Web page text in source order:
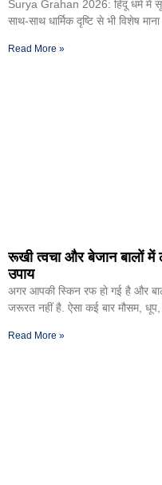
Surya Grahan 2026: हिंदू धर्म में
साथ-साथ धार्मिक दृष्टि से भी विशेष
Read More »
रूखी त्वचा और बेजान बालों में
उपाय
अगर आपकी स्किन रफ हो गई है और
जरूरत नहीं है. ऐसा कई बार मौसम,
Read More »